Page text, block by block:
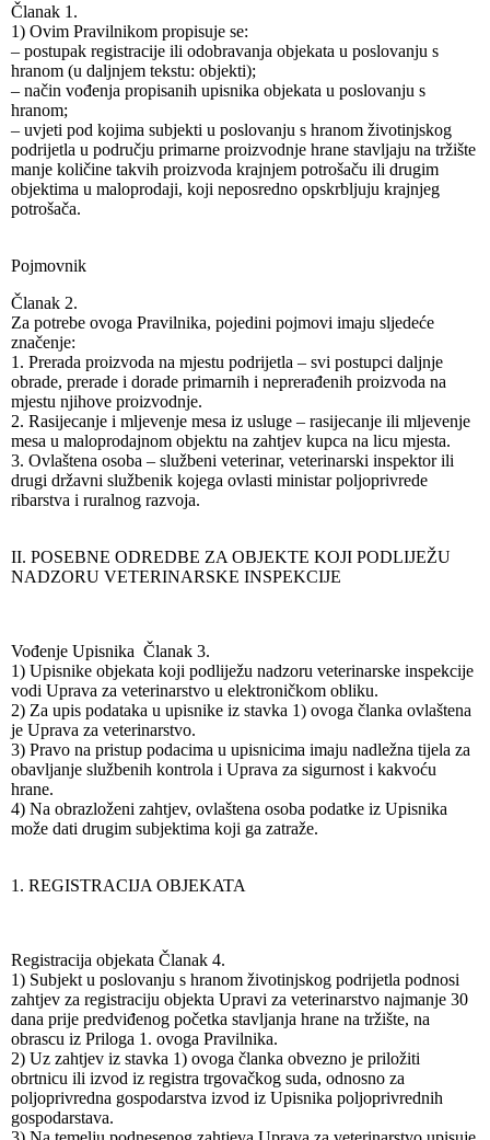
Članak 1.
1) Ovim Pravilnikom propisuje se:
– postupak registracije ili odobravanja objekata u poslovanju s
hranom (u daljnjem tekstu: objekti);
– način vođenja propisanih upisnika objekata u poslovanju s
hranom;
– uvjeti pod kojima subjekti u poslovanju s hranom životinjskog
podrijetla u području primarne proizvodnje hrane stavljaju na tržište
manje količine takvih proizvoda krajnjem potrošaču ili drugim
objektima u maloprodaji, koji neposredno opskrbljuju krajnjeg
potrošača.
Pojmovnik
Članak 2.
Za potrebe ovoga Pravilnika, pojedini pojmovi imaju sljedeće
značenje:
1. Prerada proizvoda na mjestu podrijetla – svi postupci daljnje
obrade, prerade i dorade primarnih i neprerađenih proizvoda na
mjestu njihove proizvodnje.
2. Rasijecanje i mljevenje mesa iz usluge – rasijecanje ili mljevenje
mesa u maloprodajnom objektu na zahtjev kupca na licu mjesta.
3. Ovlaštena osoba – službeni veterinar, veterinarski inspektor ili
drugi državni službenik kojega ovlasti ministar poljoprivrede
ribarstva i ruralnog razvoja.
II. POSEBNE ODREDBE ZA OBJEKTE KOJI PODLIJEŽU
NADZORU VETERINARSKE INSPEKCIJE
Vođenje Upisnika Članak 3.
1) Upisnike objekata koji podliježu nadzoru veterinarske inspekcije
vodi Uprava za veterinarstvo u elektroničkom obliku.
2) Za upis podataka u upisnike iz stavka 1) ovoga članka ovlaštena
je Uprava za veterinarstvo.
3) Pravo na pristup podacima u upisnicima imaju nadležna tijela za
obavljanje službenih kontrola i Uprava za sigurnost i kakvoću
hrane.
4) Na obrazloženi zahtjev, ovlaštena osoba podatke iz Upisnika
može dati drugim subjektima koji ga zatraže.
1. REGISTRACIJA OBJEKATA
Registracija objekata Članak 4.
1) Subjekt u poslovanju s hranom životinjskog podrijetla podnosi
zahtjev za registraciju objekta Upravi za veterinarstvo najmanje 30
dana prije predviđenog početka stavljanja hrane na tržište, na
obrascu iz Priloga 1. ovoga Pravilnika.
2) Uz zahtjev iz stavka 1) ovoga članka obvezno je priložiti
obrtnicu ili izvod iz registra trgovačkog suda, odnosno za
poljoprivredna gospodarstva izvod iz Upisnika poljoprivrednih
gospodarstava.